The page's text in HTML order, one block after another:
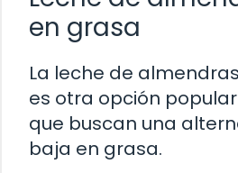
en grasa
La leche de
es otra opción
que buscan una
baja en grasa.